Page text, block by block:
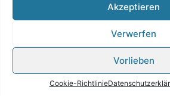
Akzeptieren
Verwerfen
Vorlieben
Cookie-Richtlinie